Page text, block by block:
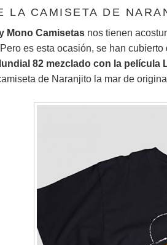
LA CAMISETA DE
Mono Camisetas nos tienen
es esta ocasión, se han
82 mezclado con la película
de Naranjito la mar de